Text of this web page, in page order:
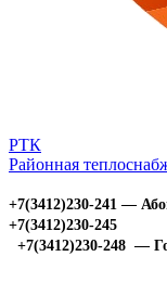
РТК
Районная
+7(3412)230-241 —
+7(3412)230-248 —